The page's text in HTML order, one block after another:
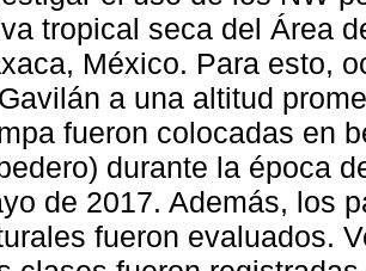
tropical seca del Área
México. Para esto,
a una altitud
fueron colocadas en
durante la época
de 2017. Además, los
fueron evaluados.